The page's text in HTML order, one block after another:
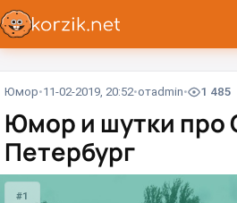
Юмор 11-02-2019, 20:52 отadmin 1 485
Юмор и шутки про
Петербург
#1